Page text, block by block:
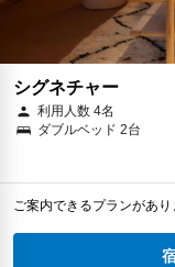
シグネチャー
利用人数 4名
ダブルベッド 2台
ご案内できるプランがあ